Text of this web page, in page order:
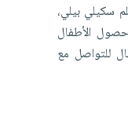
سكيلي بيلي،
حصول الأطفال
للتواصل مع